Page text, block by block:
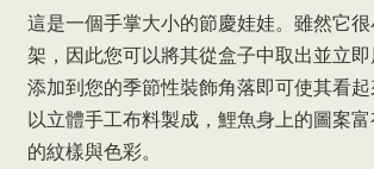
這是一個手掌大小的節慶娃娃。雖然它
架，因此您可以將其從盒子中取出並立
添加到您的季節性裝飾角落即可使其看起
以立體手工布料製成，鯉魚身上的圖案
的紋樣與色彩。